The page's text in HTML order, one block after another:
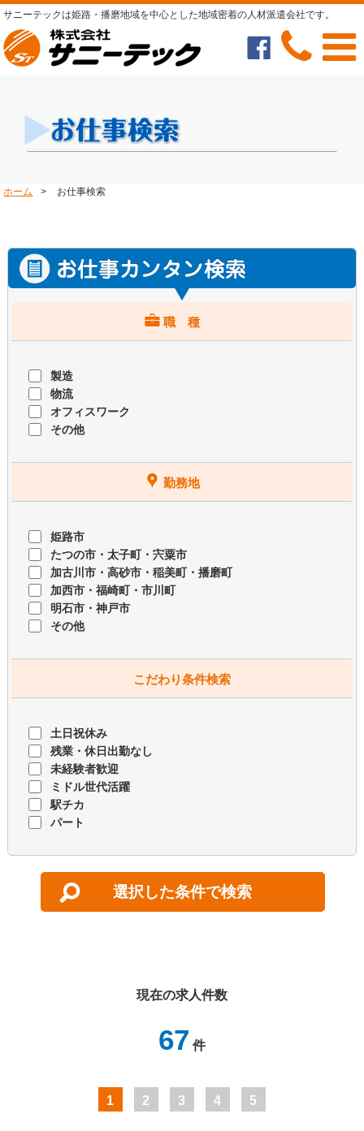
サニーテックは姫路・播磨地域を中心とした地域密着の人材派遣会社です。
ホーム > お仕事検索
職 種
製造
物流
オフィスワーク
その他
勤務地
姫路市
たつの市・太子町・宍粟市
加古川市・高砂市・稲美町・播磨町
加西市・福崎町・市川町
明石市・神戸市
その他
こだわり条件検索
土日祝休み
残業・休日出勤なし
未経験者歓迎
ミドル世代活躍
駅チカ
パート
現在の求人件数
67 件
1 2 3 4 5